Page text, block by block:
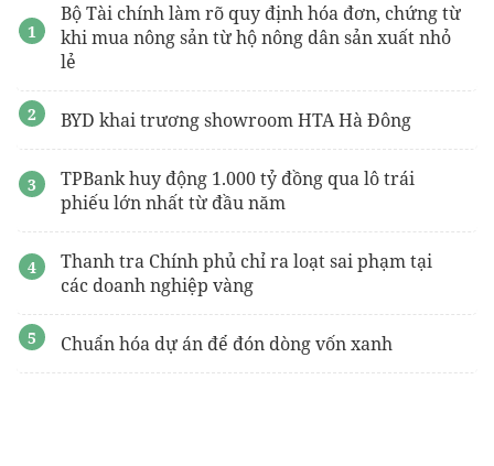
Bộ Tài chính làm rõ quy định hóa đơn, chứng từ
khi mua nông sản từ hộ nông dân sản xuất nhỏ
lẻ
BYD khai trương showroom HTA Hà Đông
TPBank huy động 1.000 tỷ đồng qua lô trái
phiếu lớn nhất từ đầu năm
Thanh tra Chính phủ chỉ ra loạt sai phạm tại
các doanh nghiệp vàng
Chuẩn hóa dự án để đón dòng vốn xanh